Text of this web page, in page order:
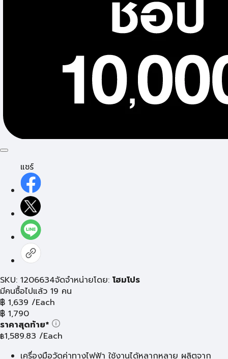
แชร์
SKU: 1206634จัดจำหน่ายโดย: โฮมโปร
มีคนซื้อไปแล้ว 19 คน
฿ 1,639 /Each
฿ 1,790
ราคาสุดท้าย*
฿1,589.83 /Each
เครื่องมือวัดค่าทางไฟฟ้า ใช้งานได้หลากหลาย ผลิตจาก